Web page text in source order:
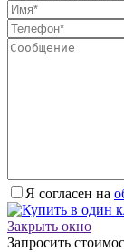
Я согласен на
Закрыть окно
Запросить